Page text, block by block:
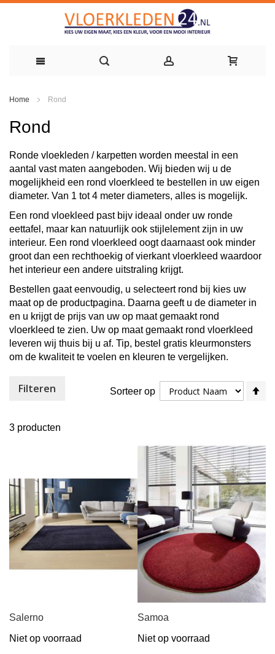
de
inhoud
Home Rond
Rond
Ronde vloekleden / karpetten worden meestal in een
aantal vast maten aangeboden. Wij bieden wij u de
mogelijkheid een rond vloerkleed te bestellen in uw eigen
diameter. Van 1 tot 4 meter diameters, alles is mogelijk.
Een rond vloekleed past bijv ideaal onder uw ronde
eettafel, maar kan natuurlijk ook stijlelement zijn in uw
interieur. Een rond vloerkleed oogt daarnaast ook minder
groot dan een rechthoekig of vierkant vloerkleed waardoor
het interieur een andere uitstraling krijgt.
Bestellen gaat eenvoudig, u selecteert rond bij kies uw
maat op de productpagina. Daarna geeft u de diameter in
en u krijgt de prijs van uw op maat gemaakt rond
vloerkleed te zien. Uw op maat gemaakt rond vloerkleed
leveren wij thuis bij u af. Tip, bestel gratis kleurmonsters
om de kwaliteit te voelen en kleuren te vergelijken.
3 producten
Sorteer op
Salerno
Niet op voorraad
Samoa
Niet op voorraad
Filteren